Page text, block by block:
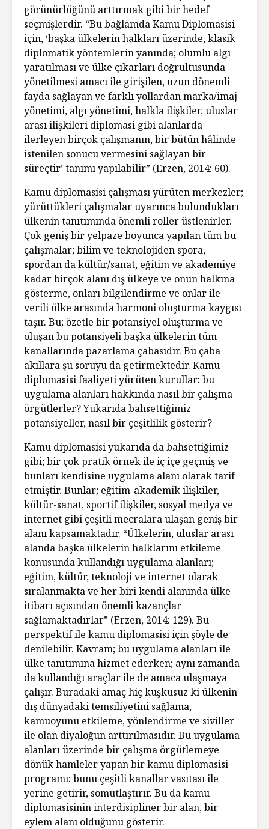
görünürlüğünü arttırmak gibi bir hedef
seçmişlerdir. “Bu bağlamda Kamu Diplomasisi
için, ‘başka ülkelerin halkları üzerinde, klasik
diplomatik yöntemlerin yanında; olumlu algı
yaratılması ve ülke çıkarları doğrultusunda
yönetilmesi amacı ile girişilen, uzun dönemli
fayda sağlayan ve farklı yollardan marka/imaj
yönetimi, algı yönetimi, halkla ilişkiler, uluslar
arası ilişkileri diplomasi gibi alanlarda
ilerleyen birçok çalışmanın, bir bütün hâlinde
istenilen sonucu vermesini sağlayan bir
süreçtir’ tanımı yapılabilir” (Erzen, 2014: 60).
Kamu diplomasisi çalışması yürüten merkezler;
yürüttükleri çalışmalar uyarınca bulundukları
ülkenin tanıtımında önemli roller üstlenirler.
Çok geniş bir yelpaze boyunca yapılan tüm bu
çalışmalar; bilim ve teknolojiden spora,
spordan da kültür/sanat, eğitim ve akademiye
kadar birçok alanı dış ülkeye ve onun halkına
gösterme, onları bilgilendirme ve onlar ile
verili ülke arasında harmoni oluşturma kaygısı
taşır. Bu; özetle bir potansiyel oluşturma ve
oluşan bu potansiyeli başka ülkelerin tüm
kanallarında pazarlama çabasıdır. Bu çaba
akıllara şu soruyu da getirmektedir. Kamu
diplomasisi faaliyeti yürüten kurullar; bu
uygulama alanları hakkında nasıl bir çalışma
örgütlerler? Yukarıda bahsettiğimiz
potansiyeller, nasıl bir çeşitlilik gösterir?
Kamu diplomasisi yukarıda da bahsettiğimiz
gibi; bir çok pratik örnek ile iç içe geçmiş ve
bunları kendisine uygulama alanı olarak tarif
etmiştir. Bunlar; eğitim-akademik ilişkiler,
kültür-sanat, sportif ilişkiler, sosyal medya ve
internet gibi çeşitli mecralara ulaşan geniş bir
alanı kapsamaktadır. “Ülkelerin, uluslar arası
alanda başka ülkelerin halklarını etkileme
konusunda kullandığı uygulama alanları;
eğitim, kültür, teknoloji ve internet olarak
sıralanmakta ve her biri kendi alanında ülke
itibarı açısından önemli kazançlar
sağlamaktadırlar” (Erzen, 2014: 129). Bu
perspektif ile kamu diplomasisi için şöyle de
denilebilir. Kavram; bu uygulama alanları ile
ülke tanıtımına hizmet ederken; aynı zamanda
da kullandığı araçlar ile de amaca ulaşmaya
çalışır. Buradaki amaç hiç kuşkusuz ki ülkenin
dış dünyadaki temsiliyetini sağlama,
kamuoyunu etkileme, yönlendirme ve siviller
ile olan diyaloğun arttırılmasıdır. Bu uygulama
alanları üzerinde bir çalışma örgütlemeye
dönük hamleler yapan bir kamu diplomasisi
programı; bunu çeşitli kanallar vasıtası ile
yerine getirir, somutlaştırır. Bu da kamu
diplomasisinin interdisipliner bir alan, bir
eylem alanı olduğunu gösterir.